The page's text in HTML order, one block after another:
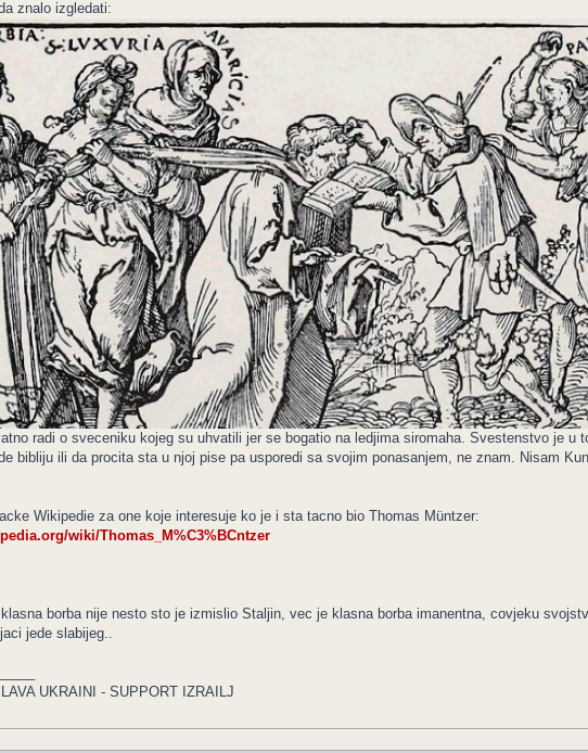
znalo izgledati:
radi o sveceniku kojeg su uhvatili jer se bogatio na ledjima siromaha. Svestenstvo je
bibliju ili da procita sta u njoj pise pa usporedi sa svojim ponasanjem, ne znam. Nisam
Wikipedie za one koje interesuje ko je i sta tacno bio Thomas Müntzer:
wiki/Thomas_M%C3%BCntzer
borba nije nesto sto je izmislio Staljin, vec je klasna borba imanentna, covjeku
jede slabijeg..
UKRAINI - SUPPORT IZRAILJ